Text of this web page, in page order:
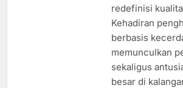
redefinisi
Kehadiran
berbasis
memunculkan
sekaligus
besar di